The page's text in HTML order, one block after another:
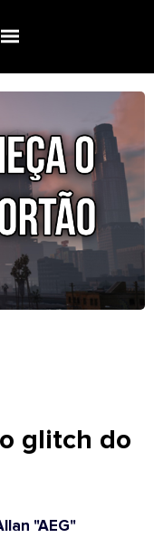
glitch do
"AEG"